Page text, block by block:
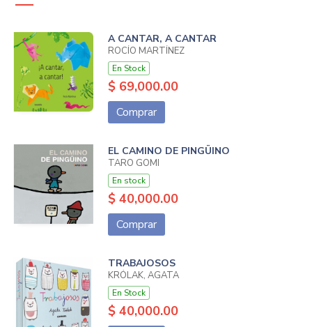
A CANTAR, A CANTAR
ROCÍO MARTÍNEZ
En Stock
$ 69,000.00
Comprar
EL CAMINO DE PINGÜINO
TARO GOMI
En stock
$ 40,000.00
Comprar
TRABAJOSOS
KRÓLAK, AGATA
En Stock
$ 40,000.00